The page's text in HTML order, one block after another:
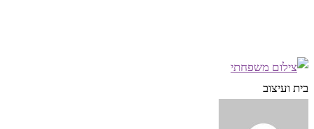
בית ועיצוב